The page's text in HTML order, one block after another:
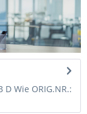
D Wie ORIG.NR.: